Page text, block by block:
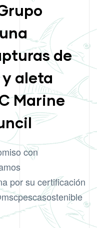
de
aleta
Marine
con
por su certificación